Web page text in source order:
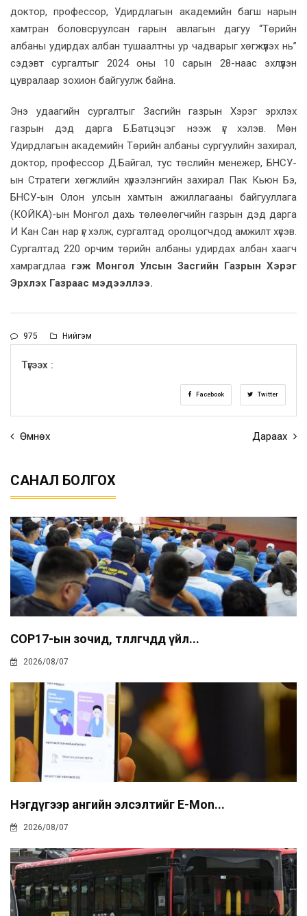
доктор, профессор, Удирдлагын академийн багш нарын
хамтран боловсруулсан гарын авлагын дагуу “Төрийн
албаны удирдах албан тушаалтны ур чадварыг хөгжүүлэх нь”
сэдэвт сургалтыг 2024 оны 10 сарын 28-наас эхлүүлэн
цувралаар зохион байгуулж байна.
Энэ удаагийн сургалтыг Засгийн газрын Хэрэг эрхлэх
газрын дэд дарга Б.Батцэцэг нээж үг хэлэв. Мөн
Удирдлагын академийн Төрийн албаны сургуулийн захирал,
доктор, профессор Д.Байгал, тус төслийн менежер, БНСУ-
ын Стратеги хөгжлийн хүрээлэнгийн захирал Пак Кьюн Бэ,
БНСУ-ын Олон улсын хамтын ажиллагааны байгууллага
(КОЙКА)-ын Монгол дахь төлөөлөгчийн газрын дэд дарга
И Кан Сан нар үг хэлж, сургалтад оролцогчдод амжилт хүсэв.
Сургалтад 220 орчим төрийн албаны удирдах албан хаагч
хамрагдлаа гэж Монгол Улсын Засгийн Газрын Хэрэг
Эрхлэх Газраас мэдээллээ.
975 Нийгэм
Түгээх :
Facebook Twitter
Өмнөх Дараах
САНАЛ БОЛГОХ
COP17-ын зочид, төлөөлөгчдөд үйл...
2026/08/07
Нэгдүгээр ангийн элсэлтийг E-Mon...
2026/08/07